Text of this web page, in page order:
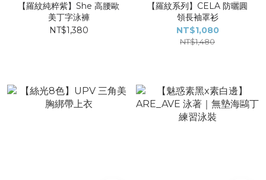
【羅紋純粹紫】She 高腰歐
美丁字泳褲​
NT$1,380
【羅紋系列】​CELA 防曬圓
領長袖罩衫
NT$1,080
NT$1,480